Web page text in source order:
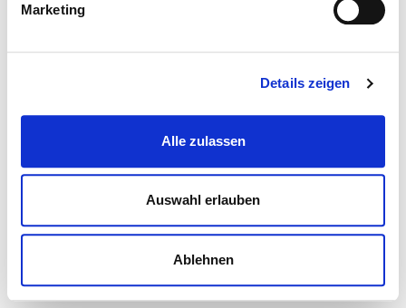
Marketing
Details zeigen
Alle zulassen
Auswahl erlauben
Ablehnen